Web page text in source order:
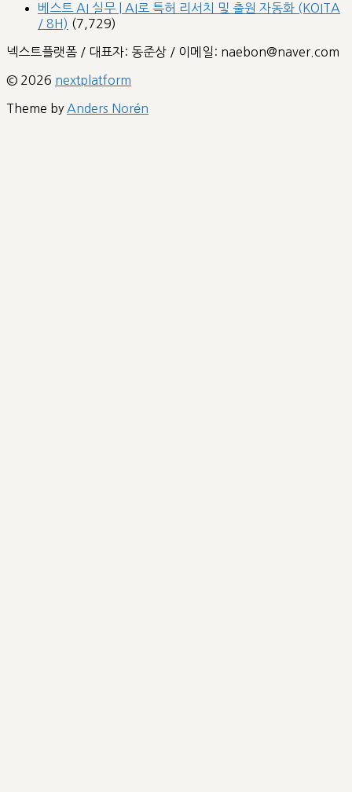
베스트 AI 실무 | AI로 특허 리서치 및 출원 자동화 (KOITA
/ 8H) (7,729)
넥스트플랫폼 / 대표자: 동준상 / 이메일: naebon@naver.com
© 2026 nextplatform
Theme by Anders Norén